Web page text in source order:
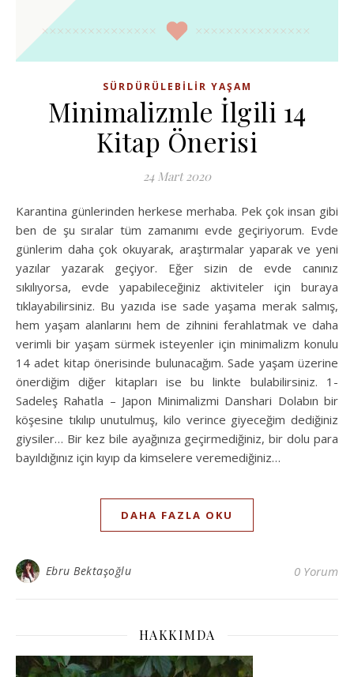
SÜRDÜRÜLEBILIR YAŞAM
Minimalizmle İlgili 14
Kitap Önerisi
24 Mart 2020
Karantina günlerinden herkese merhaba. Pek çok insan gibi
ben de şu sıralar tüm zamanımı evde geçiriyorum. Evde
günlerim daha çok okuyarak, araştırmalar yaparak ve yeni
yazılar yazarak geçiyor. Eğer sizin de evde canınız
sıkılıyorsa, evde yapabileceğiniz aktiviteler için buraya
tıklayabilirsiniz. Bu yazıda ise sade yaşama merak salmış,
hem yaşam alanlarını hem de zihnini ferahlatmak ve daha
verimli bir yaşam sürmek isteyenler için minimalizm konulu
14 adet kitap önerisinde bulunacağım. Sade yaşam üzerine
önerdiğim diğer kitapları ise bu linkte bulabilirsiniz. 1-
Sadeleş Rahatla – Japon Minimalizmi Danshari Dolabın bir
köşesine tıkılıp unutulmuş, kilo verince giyeceğim dediğiniz
giysiler… Bir kez bile ayağınıza geçirmediğiniz, bir dolu para
bayıldığınız için kıyıp da kimselere veremediğiniz…
DAHA FAZLA OKU
Ebru Bektaşoğlu 0 Yorum
HAKKIMDA